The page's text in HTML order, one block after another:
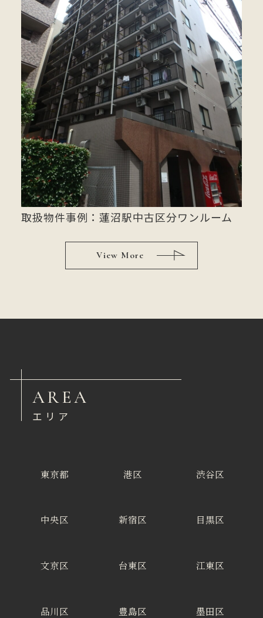
取扱物件事例：蓮沼駅中古区分ワンルーム
View More
AREA
エリア
東京都 港区 渋谷区
中央区 新宿区 目黒区
文京区 台東区 江東区
品川区 豊島区 墨田区